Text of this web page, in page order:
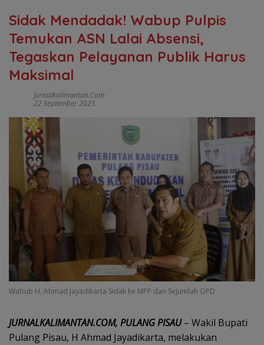
Sidak Mendadak! Wabup Pulpis
Temukan ASN Lalai Absensi,
Tegaskan Pelayanan Publik Harus
Maksimal
Jurnalkalimantan.com
22 September 2025
Wabub H. Ahmad Jayadikarta Sidak ke MPP dan Sejumlah OPD
JURNALKALIMANTAN.COM, PULANG PISAU– Wakil Bupati
Pulang Pisau, H Ahmad Jayadikarta, melakukan